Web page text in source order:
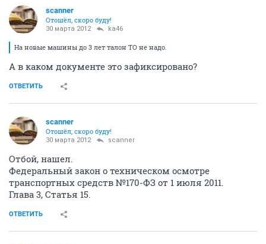
scanner
Отошёл, скоро буду!
30 марта 2012 ka46
На новые машины до 3 лет талон ТО не надо.
А в каком документе это зафиксировано?
ОТВЕТИТЬ
scanner
Отошёл, скоро буду!
30 марта 2012 scanner
Отбой, нашел.
Федеральный закон о техническом осмотре
транспортных средств №170-ФЗ от 1 июля 2011.
Глава 3, Статья 15.
ОТВЕТИТЬ